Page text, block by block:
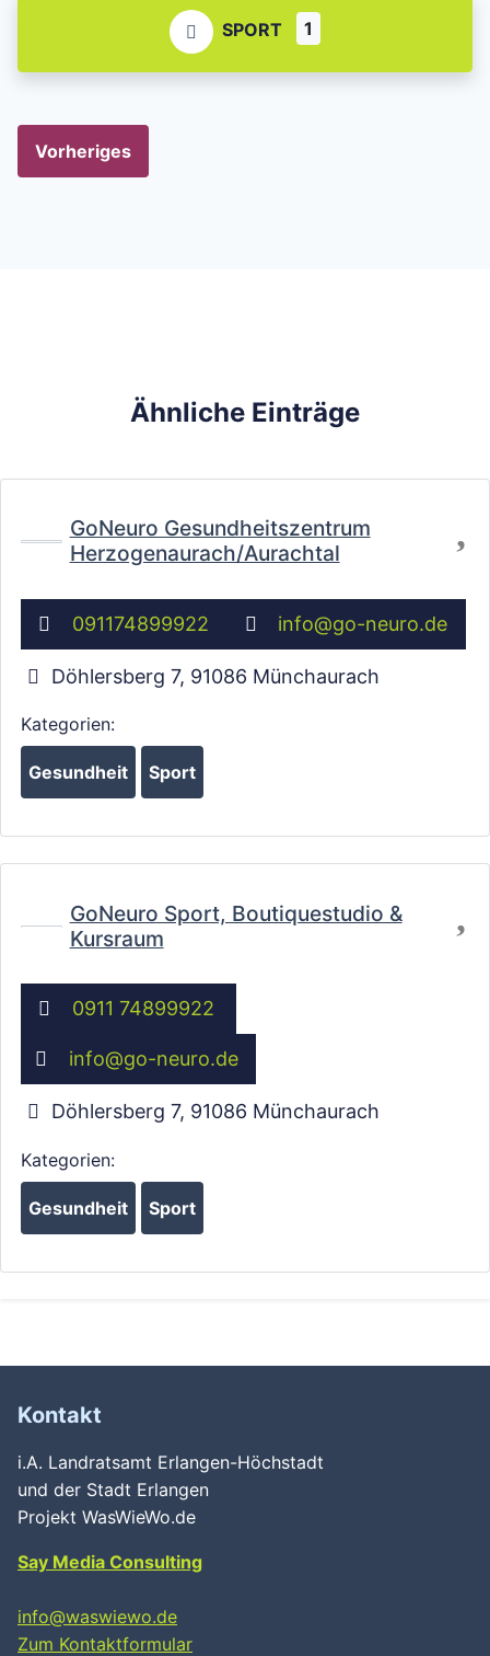
SPORT 1
Vorheriges
Ähnliche Einträge
GoNeuro Gesundheitszentrum
Herzogenaurach/Aurachtal
091174899922 info@go-neuro.de
Döhlersberg 7, 91086 Münchaurach
Kategorien:
Gesundheit Sport
GoNeuro Sport, Boutiquestudio &
Kursraum
0911 74899922
info@go-neuro.de
Döhlersberg 7, 91086 Münchaurach
Kategorien:
Gesundheit Sport
Kontakt
i.A. Landratsamt Erlangen-Höchstadt
und der Stadt Erlangen
Projekt WasWieWo.de
Say Media Consulting
info@waswiewo.de
Zum Kontaktformular